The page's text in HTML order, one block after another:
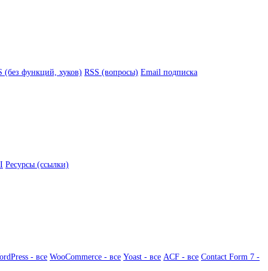
(без функций, хуков) RSS (вопросы) Email подписка
Ресурсы (ссылки)
- все WooCommerce - все Yoast - все ACF - все Contact Form 7 -